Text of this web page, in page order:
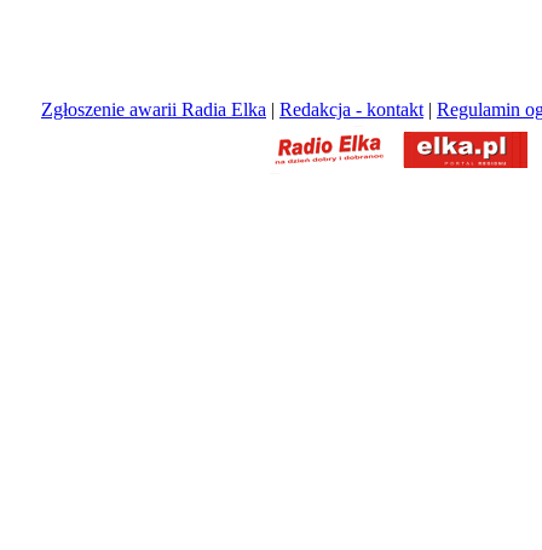
Zgłoszenie awarii Radia Elka | Redakcja - kontakt | Regulamin